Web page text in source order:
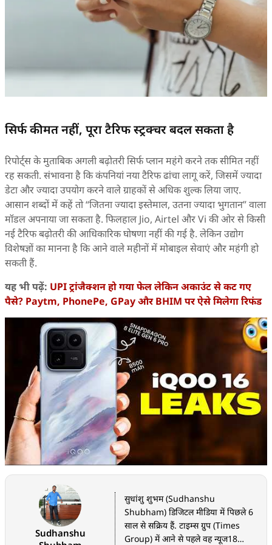
सिर्फ कीमत नहीं, पूरा टैरिफ स्ट्रक्चर बदल सकता है
रिपोर्ट्स के मुताबिक अगली बढ़ोतरी सिर्फ प्लान महंगे करने तक सीमित नहीं
रह सकती. संभावना है कि कंपनियां नया टैरिफ ढांचा लागू करें, जिसमें ज्यादा
डेटा और ज्यादा उपयोग करने वाले ग्राहकों से अधिक शुल्क लिया जाए.
आसान शब्दों में कहें तो “जितना ज्यादा इस्तेमाल, उतना ज्यादा भुगतान” वाला
मॉडल अपनाया जा सकता है. फिलहाल Jio, Airtel और Vi की ओर से किसी
नई टैरिफ बढ़ोतरी की आधिकारिक घोषणा नहीं की गई है. लेकिन उद्योग
विशेषज्ञों का मानना है कि आने वाले महीनों में मोबाइल सेवाएं और महंगी हो
सकती हैं.
यह भी पढ़ें: UPI ट्रांजैक्शन हो गया फेल लेकिन अकाउंट से कट गए
पैसे? Paytm, PhonePe, GPay और BHIM पर ऐसे मिलेगा रिफंड
Sudhanshu
सुधांशु शुभम (Sudhanshu
Shubham) डिजिटल मीडिया में पिछले 6
साल से सक्रिय हैं. टाइम्स ग्रुप (Times
Group) में आने से पहले वह न्यूज18